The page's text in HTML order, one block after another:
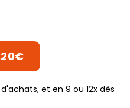
et en 9 ou 12x dès